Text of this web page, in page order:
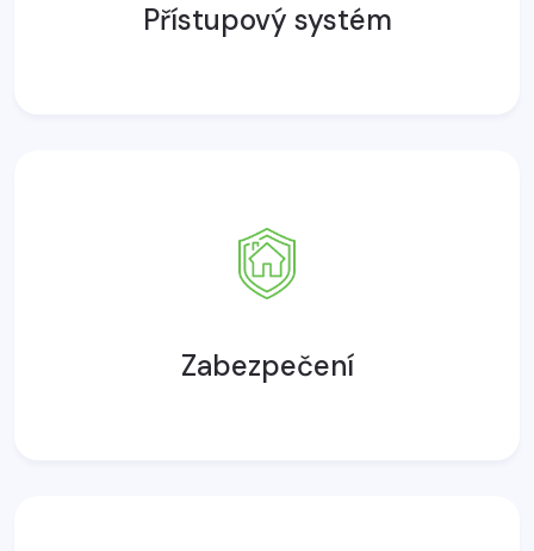
Přístupový systém
Zabezpečení